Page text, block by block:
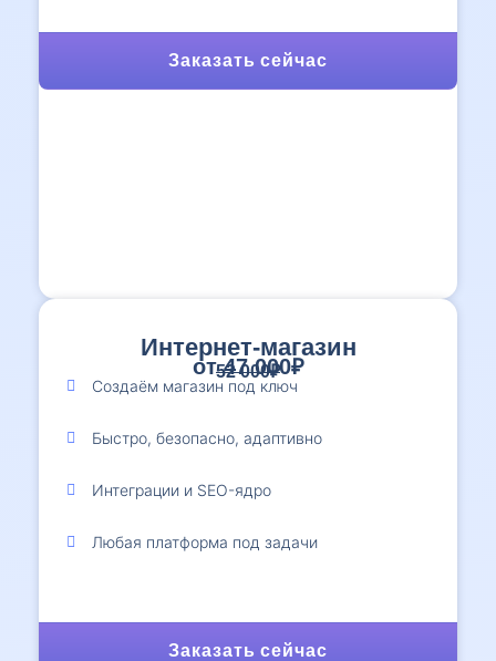
Заказать сейчас
Интернет-магазин
от 47 000₽
52 000₽
Создаём магазин под ключ
Быстро, безопасно, адаптивно
Интеграции и SEO-ядро
Любая платформа под задачи
Заказать сейчас